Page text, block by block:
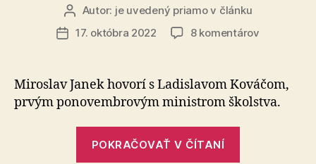
Autor
článku
Autor: je uvedený priamo v článku
Dátum
17. októbra 2022 8 komentárovna
búrlivých
Miroslav Janek hovorí s Ladislavom Kováčom,
prvým ponovembrovým ministrom školstva.
POKRAČOVAŤ V ČÍTANÍ